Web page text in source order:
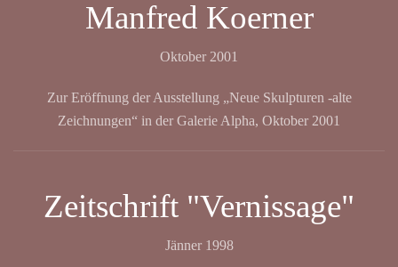
Manfred Koerner
Oktober 2001
Zur Eröffnung der Ausstellung „Neue Skulpturen -alte
Zeichnungen“ in der Galerie Alpha, Oktober 2001
Zeitschrift "Vernissage"
Jänner 1998